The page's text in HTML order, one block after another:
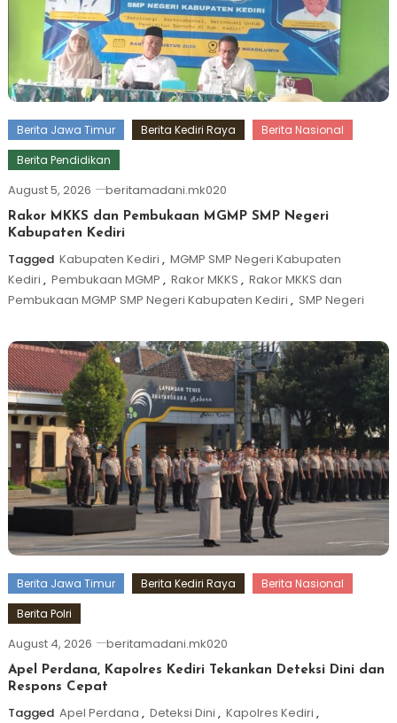
Berita Jawa Timur Berita Kediri Raya
Berita Nasional
Berita Pendidikan
August 5, 2026 beritamadani.mk020
Rakor MKKS dan Pembukaan MGMP SMP Negeri
Kabupaten Kediri
Tagged Kabupaten Kediri , MGMP SMP Negeri Kabupaten
Kediri , Pembukaan MGMP , Rakor MKKS , Rakor MKKS dan
Pembukaan MGMP SMP Negeri Kabupaten Kediri , SMP Negeri
Berita Jawa Timur Berita Kediri Raya
Berita Nasional
Berita Polri
August 4, 2026 beritamadani.mk020
Apel Perdana, Kapolres Kediri Tekankan Deteksi Dini dan
Respons Cepat
Tagged Apel Perdana , Deteksi Dini , Kapolres Kediri ,